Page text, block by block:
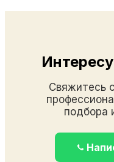
Свяжитесь
подбора